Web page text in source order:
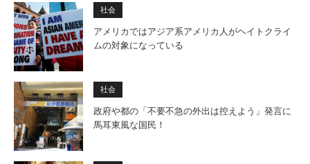
社会
アメリカではアジア系アメリカ人がヘイトクライ
ムの対象になっている
社会
政府や都の「不要不急の外出は控えよう」発言に
馬耳東風な国民！